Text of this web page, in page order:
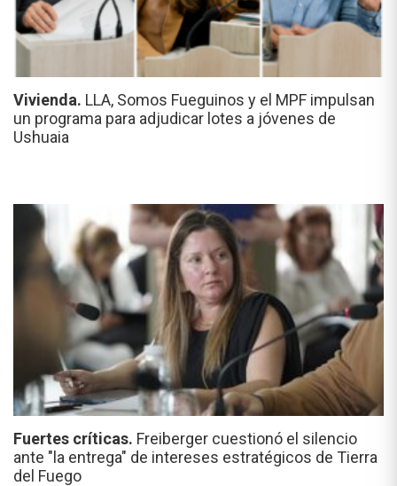
Vivienda. LLA, Somos Fueguinos y el MPF impulsan
un programa para adjudicar lotes a jóvenes de
Ushuaia
Fuertes críticas. Freiberger cuestionó el silencio
ante "la entrega" de intereses estratégicos de Tierra
del Fuego